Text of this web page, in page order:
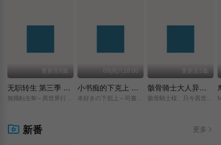
更新至6集
无职转生 第三季 ～到了异世界就拿出真本事～
無職転生Ⅲ/～異世界行ったら本気だす～/
09|周六18:00
小书痴的下克上 〜为了成为图书管理员而不择手段〜 领主的养女
本好きの下剋上～司書になるためには手段を選んでいられません～/領主の養女/
更新至5集
骸骨骑士大人异世界冒险中 第二季
骸骨騎士様、只今異世界へお出掛け中Ⅱ/
新番 更多